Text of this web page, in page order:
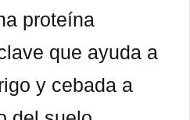
proteína
que ayuda a
y cebada a